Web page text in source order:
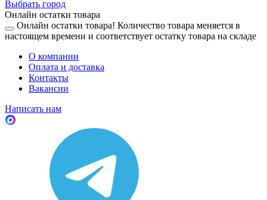
Выбрать город
Онлайн остатки товара
Онлайн остатки товара! Количество товара меняется в
настоящем времени и соответствует остатку товара на складе
О компании
Оплата и доставка
Контакты
Вакансии
Написать нам